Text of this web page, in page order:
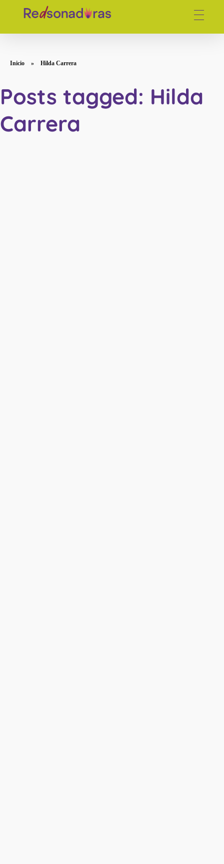
Inicio » Hilda Carrera
Posts tagged: Hilda
Carrera